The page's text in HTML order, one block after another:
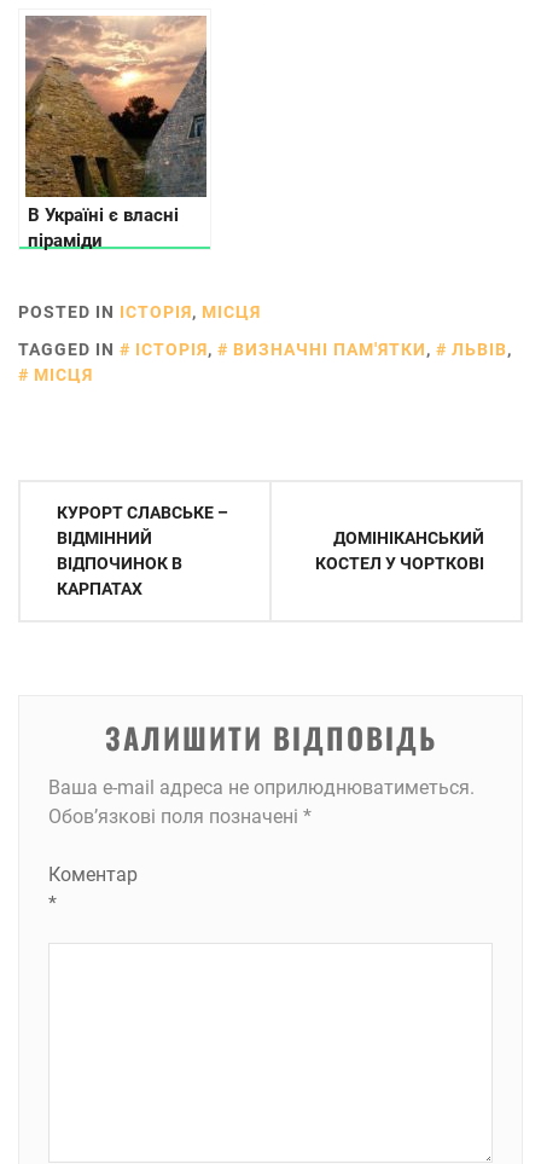
відчувається
львівський дух
В Україні є власні
піраміди
POSTED IN ІСТОРІЯ, МІСЦЯ
TAGGED IN
ІСТОРІЯ, ВИЗНАЧНІ ПАМ'ЯТКИ, ЛЬВІВ,
МІСЦЯ
Навігація
записів
КУРОРТ СЛАВСЬКЕ –
ВІДМІННИЙ
ВІДПОЧИНОК В
КАРПАТАХ
ДОМІНІКАНСЬКИЙ
КОСТЕЛ У ЧОРТКОВІ
ЗАЛИШИТИ ВІДПОВІДЬ
Ваша e-mail адреса не оприлюднюватиметься.
Обов’язкові поля позначені *
Коментар
*